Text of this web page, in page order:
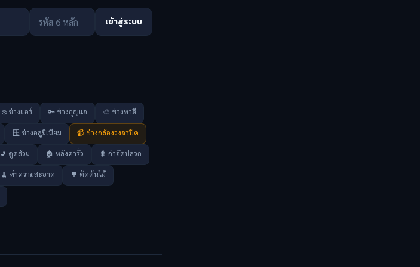
เข้าสู่ระบบ
❄️ ช่างแอร์ 🔑 ช่างกุญแจ 🎨 ช่างทาสี
🪟 ช่างอลูมิเนียม 📹 ช่างกล้องวงจรปิด
🚽 ดูดส้วม 🏚️ หลังคารั่ว 🐛 กำจัดปลวก
🧹 ทำความสะอาด 🌳 ตัดต้นไม้